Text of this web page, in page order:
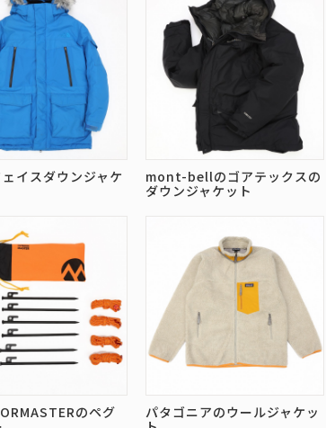
イスダウンジャケ
mont-bellのゴアテックスの
ダウンジャケット
のペグ
パタゴニアのウールジャケッ